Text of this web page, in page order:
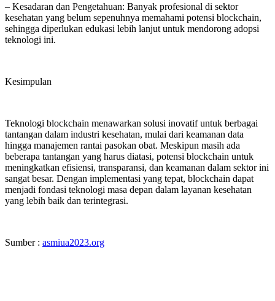
– Kesadaran dan Pengetahuan: Banyak profesional di sektor
kesehatan yang belum sepenuhnya memahami potensi blockchain,
sehingga diperlukan edukasi lebih lanjut untuk mendorong adopsi
teknologi ini.
Kesimpulan
Teknologi blockchain menawarkan solusi inovatif untuk berbagai
tantangan dalam industri kesehatan, mulai dari keamanan data
hingga manajemen rantai pasokan obat. Meskipun masih ada
beberapa tantangan yang harus diatasi, potensi blockchain untuk
meningkatkan efisiensi, transparansi, dan keamanan dalam sektor ini
sangat besar. Dengan implementasi yang tepat, blockchain dapat
menjadi fondasi teknologi masa depan dalam layanan kesehatan
yang lebih baik dan terintegrasi.
Sumber : asmiua2023.org